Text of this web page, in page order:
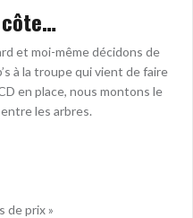
côte…
et moi-même décidons de
à la troupe qui vient de faire
en place, nous montons le
les arbres.
de prix »